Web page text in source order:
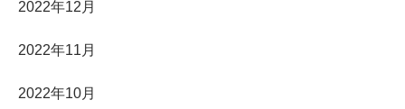
2022年12月
2022年11月
2022年10月